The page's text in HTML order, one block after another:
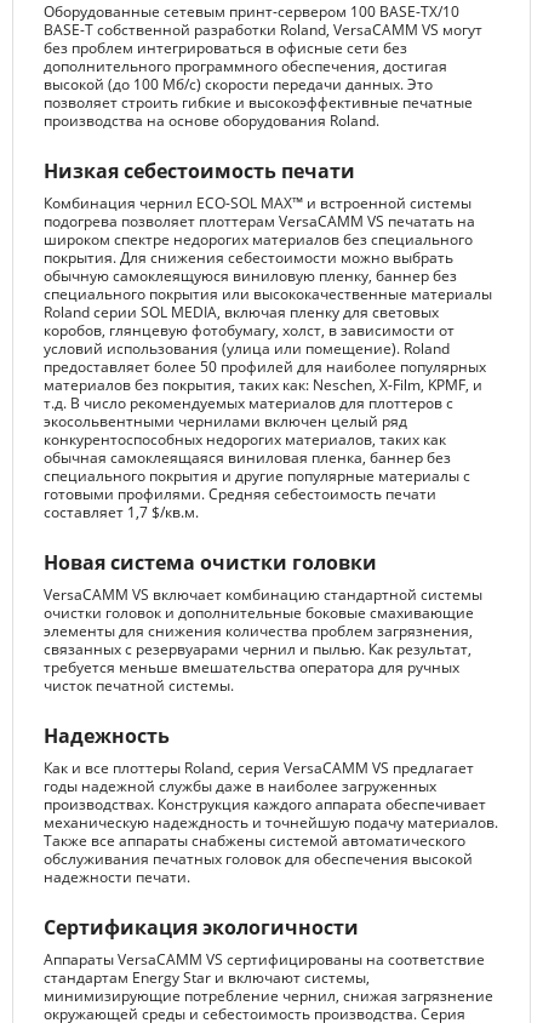
Оборудованные сетевым принт-сервером 100 BASE-TX/10
BASE-T собственной разработки Roland, VersaCAMM VS могут
без проблем интегрироваться в офисные сети без
дополнительного программного обеспечения, достигая
высокой (до 100 Мб/с) скорости передачи данных. Это
позволяет строить гибкие и высокоэффективные печатные
производства на основе оборудования Roland.
Низкая себестоимость печати
Комбинация чернил ECO-SOL MAX™ и встроенной системы
подогрева позволяет плоттерам VersaCAMM VS печатать на
широком спектре недорогих материалов без специального
покрытия. Для снижения себестоимости можно выбрать
обычную самоклеящуюся виниловую пленку, баннер без
специального покрытия или высококачественные материалы
Roland серии SOL MEDIA, включая пленку для световых
коробов, глянцевую фотобумагу, холст, в зависимости от
условий использования (улица или помещение). Roland
предоставляет более 50 профилей для наиболее популярных
материалов без покрытия, таких как: Neschen, X-Film, KPMF, и
т.д. В число рекомендуемых материалов для плоттеров с
экосольвентными чернилами включен целый ряд
конкурентоспособных недорогих материалов, таких как
обычная самоклеящаяся виниловая пленка, баннер без
специального покрытия и другие популярные материалы с
готовыми профилями. Средняя себестоимость печати
составляет 1,7 $/кв.м.
Новая система очистки головки
VersaCAMM VS включает комбинацию стандартной системы
очистки головок и дополнительные боковые смахивающие
элементы для снижения количества проблем загрязнения,
связанных с резервуарами чернил и пылью. Как результат,
требуется меньше вмешательства оператора для ручных
чисток печатной системы.
Надежность
Как и все плоттеры Roland, серия VersaCAMM VS предлагает
годы надежной службы даже в наиболее загруженных
производствах. Конструкция каждого аппарата обеспечивает
механическую надеждность и точнейшую подачу материалов.
Также все аппараты снабжены системой автоматического
обслуживания печатных головок для обеспечения высокой
надежности печати.
Сертификация экологичности
Аппараты VersaCAMM VS сертифицированы на соответствие
стандартам Energy Star и включают системы,
минимизирующие потребление чернил, снижая загрязнение
окружающей среды и себестоимость производства. Серия